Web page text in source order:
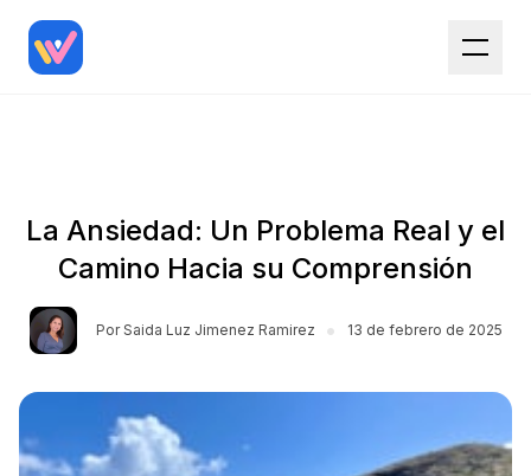
La Ansiedad: Un Problema Real y el
Camino Hacia su Comprensión
Por Saida Luz Jimenez Ramirez • 13 de febrero de 2025